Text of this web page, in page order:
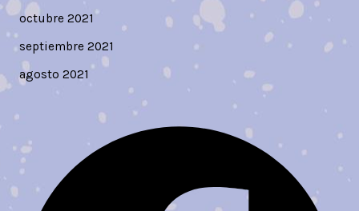
octubre 2021
septiembre 2021
agosto 2021